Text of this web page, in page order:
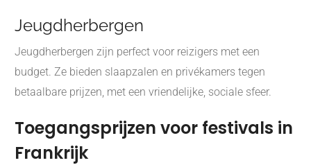
Jeugdherbergen
Jeugdherbergen zijn perfect voor reizigers met een
budget. Ze bieden slaapzalen en privékamers tegen
betaalbare prijzen, met een vriendelijke, sociale sfeer.
Toegangsprijzen voor festivals in
Frankrijk